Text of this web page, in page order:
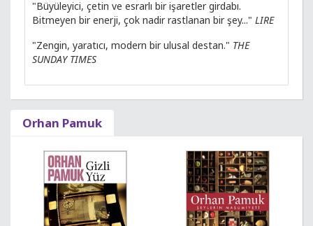
"Büyüleyici, çetin ve esrarlı bir işaretler girdabı.
Bitmeyen bir enerji, çok nadir rastlanan bir şey..." LIRE
"Zengin, yaratıcı, modern bir ulusal destan." THE
SUNDAY TIMES
Orhan Pamuk